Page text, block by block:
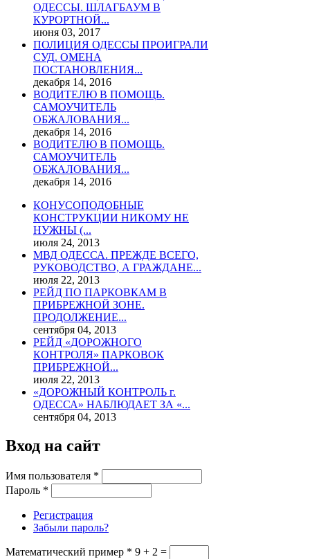
ОДЕССЫ. ШЛАГБАУМ В
КУРОРТНОЙ...
июня 03, 2017
ПОЛИЦИЯ ОДЕССЫ ПРОИГРАЛИ
СУД. ОМЕНА
ПОСТАНОВЛЕНИЯ...
декабря 14, 2016
ВОДИТЕЛЮ В ПОМОЩЬ.
САМОУЧИТЕЛЬ
ОБЖАЛОВАНИЯ...
декабря 14, 2016
ВОДИТЕЛЮ В ПОМОЩЬ.
САМОУЧИТЕЛЬ
ОБЖАЛОВАНИЯ...
декабря 14, 2016
КОНУСОПОДОБНЫЕ
КОНСТРУКЦИИ НИКОМУ НЕ
НУЖНЫ (...
июля 24, 2013
МВД ОДЕССА. ПРЕЖДЕ ВСЕГО,
РУКОВОДСТВО, А ГРАЖДАНЕ...
июля 22, 2013
РЕЙД ПО ПАРКОВКАМ В
ПРИБРЕЖНОЙ ЗОНЕ.
ПРОДОЛЖЕНИЕ...
сентября 04, 2013
РЕЙД «ДОРОЖНОГО
КОНТРОЛЯ» ПАРКОВОК
ПРИБРЕЖНОЙ...
июля 22, 2013
«ДОРОЖНЫЙ КОНТРОЛЬ г.
ОДЕССА» НАБЛЮДАЕТ ЗА «...
сентября 04, 2013
Вход на сайт
Имя пользователя *
Пароль *
Регистрация
Забыли пароль?
Математический пример * 9 + 2 =